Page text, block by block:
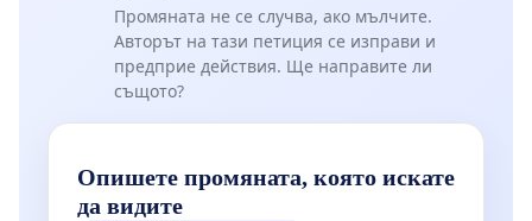
Промяната не се случва, ако мълчите.
Авторът на тази петиция се изправи и
предприе действия. Ще направите ли
същото?
Опишете промяната, която искате
да видите